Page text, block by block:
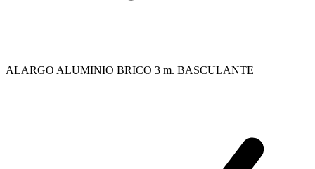
ALARGO ALUMINIO BRICO 3 m. BASCULANTE